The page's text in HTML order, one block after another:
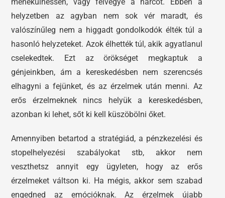
helyzetben az agyban nem sok vér maradt, és
valószínűleg nem a higgadt gondolkodók élték túl a
hasonló helyzeteket. Azok élhették túl, akik agyatlanul
cselekedtek. Ezt az örökséget megkaptuk a
génjeinkben, ám a kereskedésben nem szerencsés
elhagyni a fejünket, és az érzelmek után menni. Az
erős érzelmeknek nincs helyük a kereskedésben,
azonban ki lehet, sőt ki kell küszöbölni őket.
Amennyiben betartod a stratégiád, a pénzkezelési és
stopelhelyezési szabályokat stb, akkor nem
veszthetsz annyit egy ügyleten, hogy az erős
érzelmeket váltson ki. Ha mégis, akkor sem szabad
engedned az emócióknak. Az érzelmek újabb